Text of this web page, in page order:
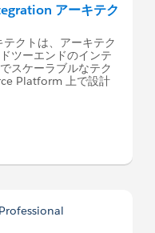
アーキテク
クトは、アーキテク
ツーエンドのインテ
スケーラブルなテク
Platform 上で設計